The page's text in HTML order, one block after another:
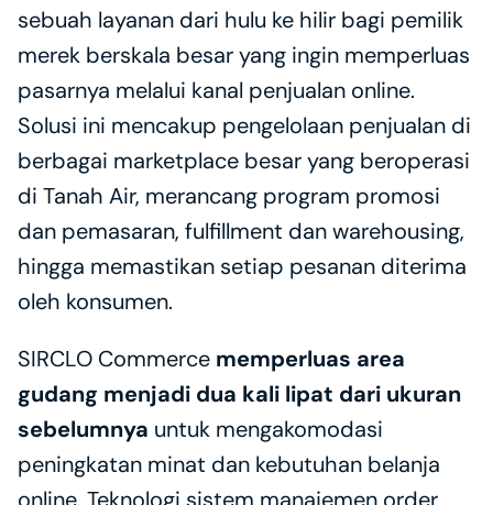
sebuah layanan dari hulu ke hilir bagi pemilik
merek berskala besar yang ingin memperluas
pasarnya melalui kanal penjualan online.
Solusi ini mencakup pengelolaan penjualan di
berbagai marketplace besar yang beroperasi
di Tanah Air, merancang program promosi
dan pemasaran, fulfillment dan warehousing,
hingga memastikan setiap pesanan diterima
oleh konsumen.
SIRCLO Commerce memperluas area
gudang menjadi dua kali lipat dari ukuran
sebelumnya untuk mengakomodasi
peningkatan minat dan kebutuhan belanja